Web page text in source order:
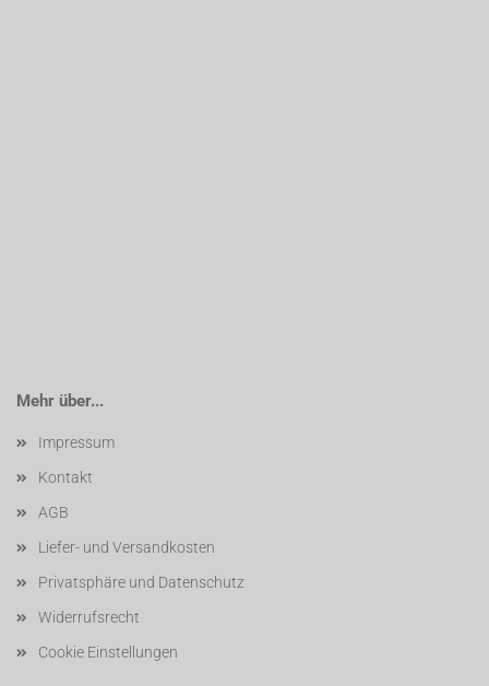
Mehr über...
Impressum
Kontakt
AGB
Liefer- und Versandkosten
Privatsphäre und Datenschutz
Widerrufsrecht
Cookie Einstellungen